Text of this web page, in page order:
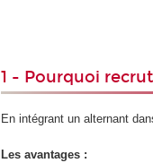
1 - Pourquoi
En intégrant un alternant
Les avantages :